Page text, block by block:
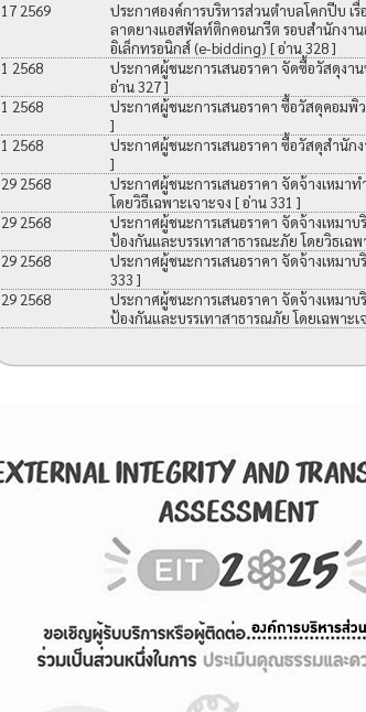
17 2569
ประกาศองค์การบริหารส่วนตำบลโคกปีบ เรื่
ลาดยางแอสฟัลท์ติกคอนกรีต รอบสำนักงา
อิเล็กทรอนิกส์ (e-bidding) [ อ่าน 328 ]
1 2568
ประกาศผู้ชนะการเสนอราคา จัดซื้อวัสดุงา
อ่าน 327 ]
1 2568
ประกาศผู้ชนะการเสนอราคา ซื้อวัสดุคอมพิ
]
1 2568
ประกาศผู้ชนะการเสนอราคา ซื้อวัสดุสำนัก
]
29 2568
ประกาศผู้ชนะการเสนอราคา จัดจ้างเหมา
โดยวิธีเฉพาะเจาะจง [ อ่าน 331 ]
29 2568
ประกาศผู้ชนะการเสนอราคา จัดจ้างเหมา
ป้องกันและบรรเทาสาธารณะภัย โดยวิธเฉพ
29 2568
ประกาศผู้ชนะการเสนอราคา จัดจ้างเหมา
333 ]
29 2568
ประกาศผู้ชนะการเสนอราคา จัดจ้างเหมา
ป้องกันและบรรเทาสาธารณภัย โดยเฉพาะเ